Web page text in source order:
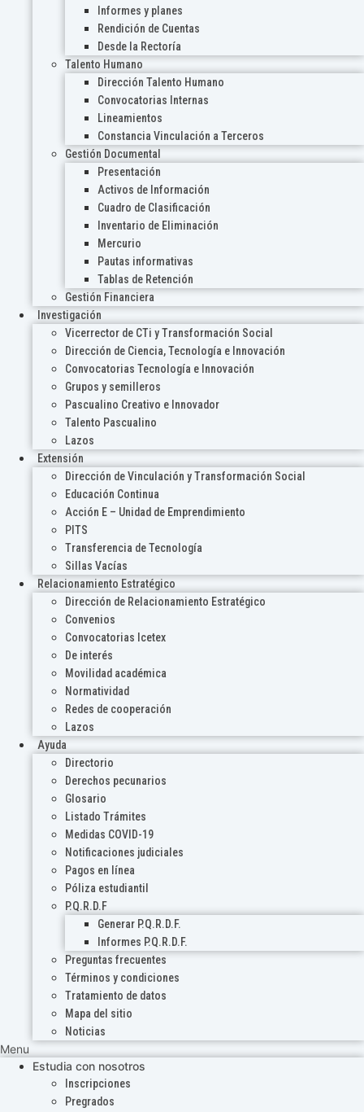
Informes y planes
Rendición de Cuentas
Desde la Rectoría
Talento Humano
Dirección Talento Humano
Convocatorias Internas
Lineamientos
Constancia Vinculación a Terceros
Gestión Documental
Presentación
Activos de Información
Cuadro de Clasificación
Inventario de Eliminación
Mercurio
Pautas informativas
Tablas de Retención
Gestión Financiera
Investigación
Vicerrector de CTi y Transformación Social
Dirección de Ciencia, Tecnología e Innovación
Convocatorias Tecnología e Innovación
Grupos y semilleros
Pascualino Creativo e Innovador
Talento Pascualino
Lazos
Extensión
Dirección de Vinculación y Transformación Social
Educación Continua
Acción E – Unidad de Emprendimiento
PITS
Transferencia de Tecnología
Sillas Vacías
Relacionamiento Estratégico
Dirección de Relacionamiento Estratégico
Convenios
Convocatorias Icetex
De interés
Movilidad académica
Normatividad
Redes de cooperación
Lazos
Ayuda
Directorio
Derechos pecunarios
Glosario
Listado Trámites
Medidas COVID-19
Notificaciones judiciales
Pagos en línea
Póliza estudiantil
P.Q.R.D.F
Generar P.Q.R.D.F.
Informes P.Q.R.D.F.
Preguntas frecuentes
Términos y condiciones
Tratamiento de datos
Mapa del sitio
Noticias
Menu
Estudia con nosotros
Inscripciones
Pregrados